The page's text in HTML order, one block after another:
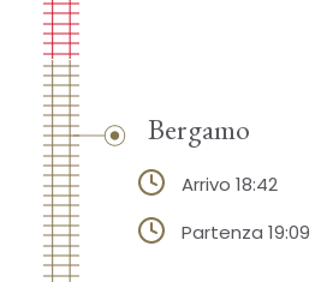
Bergamo
Arrivo 18:42
Partenza 19:09